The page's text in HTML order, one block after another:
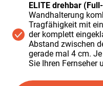
ELITE drehbar
Wandhalterung
Tragfähigkeit mit
der komplett
Abstand zwischen
gerade mal 4 cm.
Sie Ihren Fernseher